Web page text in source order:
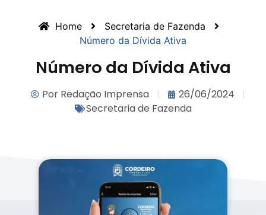
Home
Secretaria de Fazenda
Número da Dívida Ativa
Número da Dívida Ativa
Por Redação Imprensa
26/06/2024
Secretaria de Fazenda